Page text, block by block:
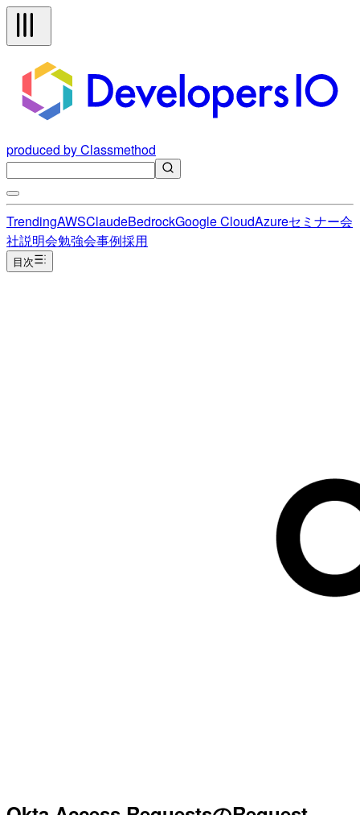
produced by Classmethod
TrendingAWSClaudeBedrockGoogle CloudAzureセミナー会
社説明会勉強会事例採用
目次